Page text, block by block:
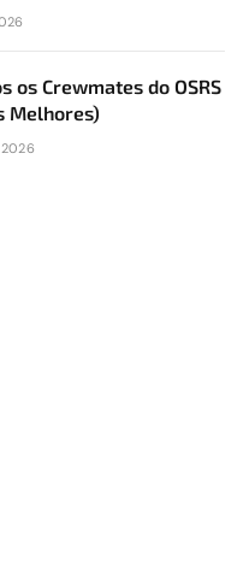
os Crewmates do OSRS
Melhores)
2026